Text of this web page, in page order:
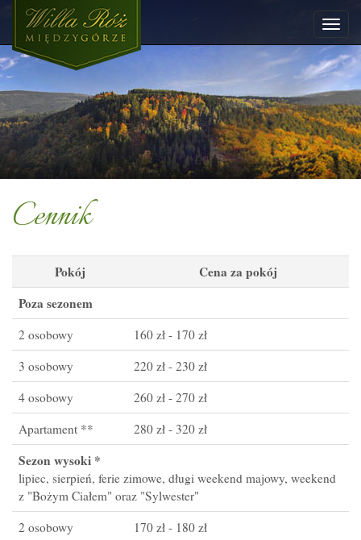
Cennik
Pokój
Cena za pokój
Poza sezonem
2 osobowy
160 zł - 170 zł
3 osobowy
220 zł - 230 zł
4 osobowy
260 zł - 270 zł
Apartament **
280 zł - 320 zł
Sezon wysoki *
lipiec, sierpień, ferie zimowe, długi weekend majowy, weekend
z "Bożym Ciałem" oraz "Sylwester"
2 osobowy
170 zł - 180 zł